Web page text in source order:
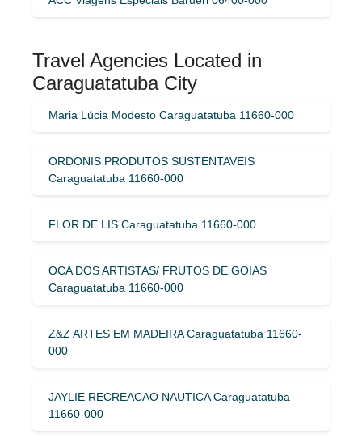
Travel Agencies Located in
Caraguatatuba City
Maria Lúcia Modesto Caraguatatuba 11660-000
ORDONIS PRODUTOS SUSTENTAVEIS
Caraguatatuba 11660-000
FLOR DE LIS Caraguatatuba 11660-000
OCA DOS ARTISTAS/ FRUTOS DE GOIAS
Caraguatatuba 11660-000
Z&Z ARTES EM MADEIRA Caraguatatuba 11660-
000
JAYLIE RECREACAO NAUTICA Caraguatatuba
11660-000